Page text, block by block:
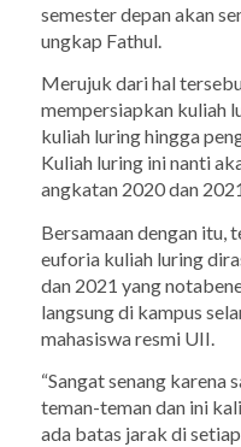
semester depan akan
ungkap Fathul.
Merujuk dari hal
mempersiapkan kuliah
kuliah luring hingga
Kuliah luring ini nanti
angkatan 2020 dan
Bersamaan dengan itu,
euforia kuliah luring
dan 2021 yang
langsung di kampus
mahasiswa resmi UII.
“Sangat senang karena
teman-teman dan ini
ada batas jarak di